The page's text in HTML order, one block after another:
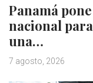
Panamá
nacional
una…
7 agosto, 2026